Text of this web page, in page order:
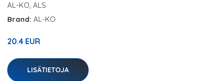
AL-KO, ALS
Brand: AL-KO
20.4 EUR
LISÄTIETOJA